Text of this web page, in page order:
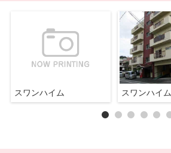
スワンハイム スワンハイム